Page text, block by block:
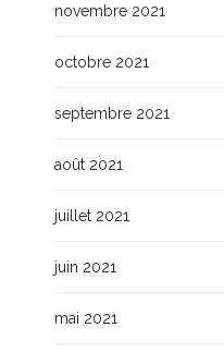
novembre 2021
octobre 2021
septembre 2021
août 2021
juillet 2021
juin 2021
mai 2021